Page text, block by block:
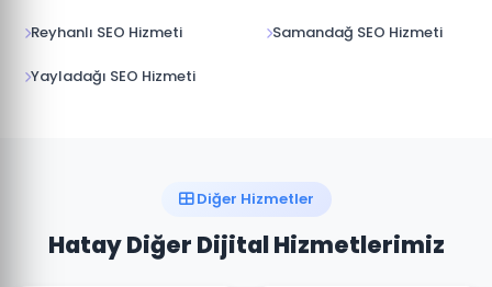
Reyhanlı SEO Hizmeti Samandağ SEO Hizmeti
Yayladağı SEO Hizmeti
Diğer Hizmetler
Hatay Diğer Dijital Hizmetlerimiz